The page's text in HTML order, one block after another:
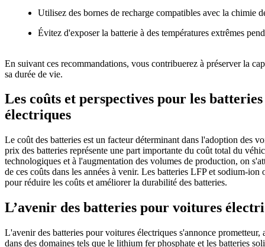
Utilisez des bornes de recharge compatibles avec la chimie
Évitez d'exposer la batterie à des températures extrêmes
En suivant ces recommandations, vous contribuerez à préserver la
sa durée de vie.
Les coûts et perspectives pour les
électriques
Le coût des batteries est un facteur déterminant dans l'adoption des
prix des batteries représente une part importante du coût total du
technologiques et à l'augmentation des volumes de production, on
de ces coûts dans les années à venir. Les batteries LFP et sodium-ion
pour réduire les coûts et améliorer la durabilité des batteries.
L’avenir des batteries pour voitures
L'avenir des batteries pour voitures électriques s'annonce prometteur,
dans des domaines tels que le lithium fer phosphate et les batteries